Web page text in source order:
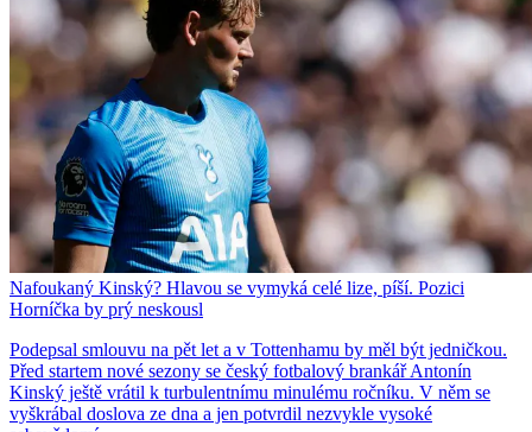
Nafoukaný Kinský? Hlavou se vymyká celé lize, píší. Pozici
Horníčka by prý neskousl
Podepsal smlouvu na pět let a v Tottenhamu by měl být jedničkou.
Před startem nové sezony se český fotbalový brankář Antonín
Kinský ještě vrátil k turbulentnímu minulému ročníku. V něm se
vyškrábal doslova ze dna a jen potvrdil nezvykle vysoké